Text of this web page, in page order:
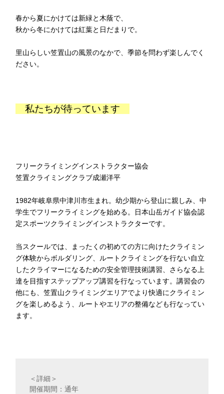
春から夏にかけては新緑と木蔭で、
秋から冬にかけては紅葉と日だまりで。
里山らしい笠置山の風景のなかで、季節を問わず楽しんでく
ださい。
私たちが待っています
フリークライミングインストラクター協会
笠置クライミングクラブ成瀬洋平
1982年岐阜県中津川市生まれ。幼少期から登山に親しみ、中
学生でフリークライミングを始める。日本山岳ガイド協会認
定スポーツクライミングインストラクターです。
当スクールでは、まったくの初めての方に向けたクライミン
グ体験からボルダリング、ルートクライミングを行ない自立
したクライマーになるための安全管理技術講習、さらなる上
達を目指すステップアップ講習を行なっています。講習会の
他にも、笠置山クライミングエリアでより快適にクライミン
グを楽しめるよう、ルートやエリアの整備なども行なってい
ます。
＜詳細＞
開催期間：通年